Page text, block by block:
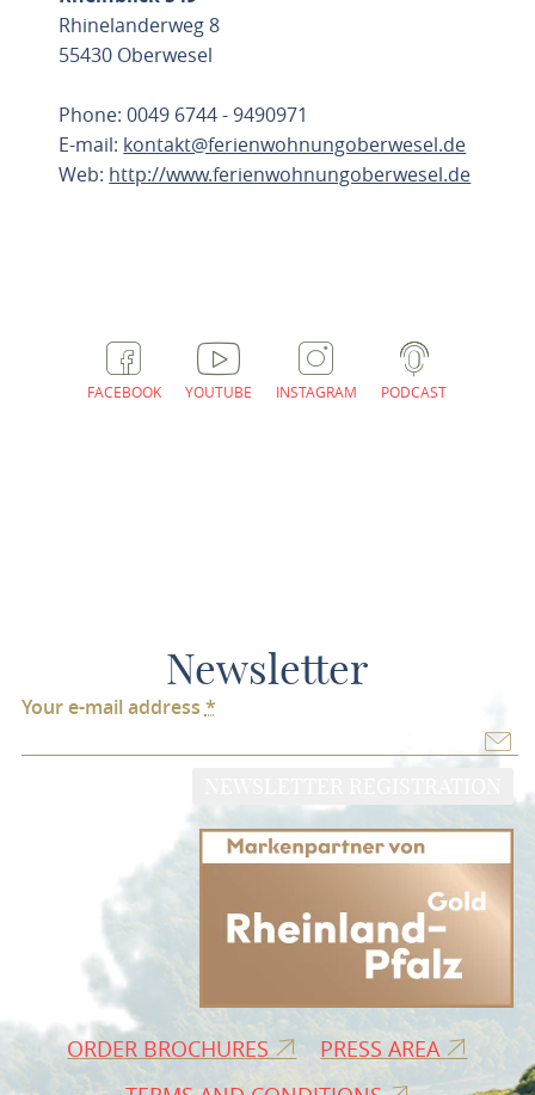
Rhinelanderweg 8
55430 Oberwesel
Phone: 0049 6744 - 9490971
E-mail: kontakt@ferienwohnungoberwesel.de
Web: http://www.ferienwohnungoberwesel.de
FACEBOOK YOUTUBE INSTAGRAM PODCAST
Newsletter
Your e-mail address *
ORDER BROCHURES
PRESS AREA